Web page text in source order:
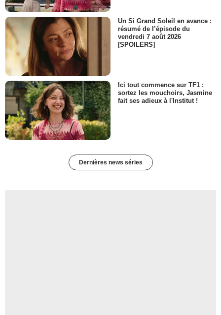
Un Si Grand Soleil en avance :
résumé de l’épisode du
vendredi 7 août 2026
[SPOILERS]
Ici tout commence sur TF1 :
sortez les mouchoirs, Jasmine
fait ses adieux à l'Institut !
Dernières news séries